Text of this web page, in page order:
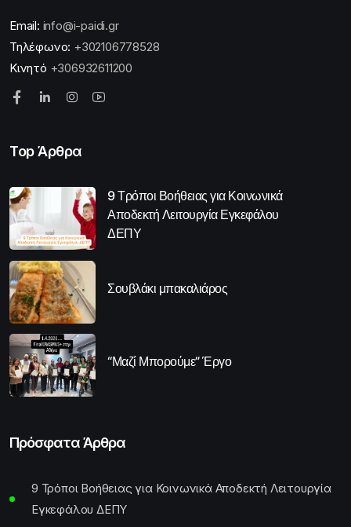
Email: info@i-paidi.gr
Τηλέφωνο: +302106778528
Κινητό +306932611200
Top Άρθρα
9 Τρόποι Βοήθειας για Κοινωνικά
Αποδεκτή Λειτουργία Εγκεφάλου
ΔΕΠΥ
Σουβλάκι μπακαλιάρος
“Μαζί Μπορούμε” Έργο
Πρόσφατα Άρθρα
9 Τρόποι Βοήθειας για Κοινωνικά Αποδεκτή Λειτουργία
Εγκεφάλου ΔΕΠΥ